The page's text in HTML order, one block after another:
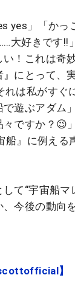
yes」「かっ
大好きです!!
！これは奇
にとって、
れは私がすぐ
遊ぶアダム
ですか？😉
船』に例える
て“宇宙船マ
今後の動向
】